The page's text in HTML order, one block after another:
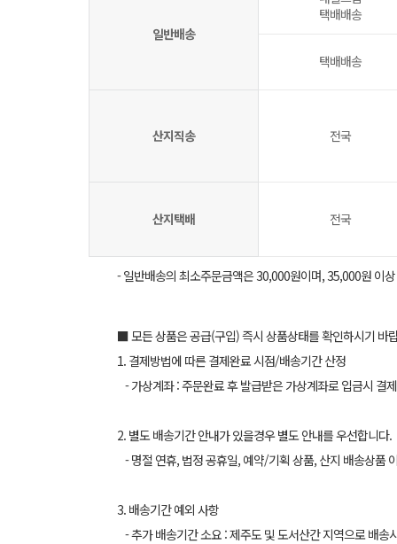
일반배송
택배배송
택배배송
산지직송 전국
산지택배 전국
- 일반배송의 최소주문금액은 30,000원이며, 35,000원 이
■ 모든 상품은 공급(구입) 즉시 상품상태를 확인하시기 바
1. 결제방법에 따른 결제완료 시점/배송기간 산정
- 가상계좌 : 주문완료 후 발급받은 가상계좌로 입금시
2. 별도 배송기간 안내가 있을경우 별도 안내를 우선합니다.
- 명절 연휴, 법정 공휴일, 예약/기획 상품, 산지 배송상품
3. 배송기간 예외 사항
- 추가 배송기간 소요 : 제주도 및 도서산간 지역으로 배